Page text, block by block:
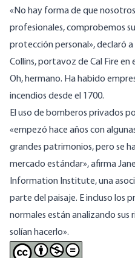
«No hay forma de que
profesionales, comprobemos
protección personal», declaró a
Collins, portavoz de Cal Fire en
Oh, hermano. Ha habido
incendios desde el 1700.
El uso de bomberos privados
«empezó hace años con
grandes patrimonios, pero se
mercado estándar», afirma
Information Institute, una
parte del paisaje. E incluso los
normales están analizando sus
solían hacerlo».